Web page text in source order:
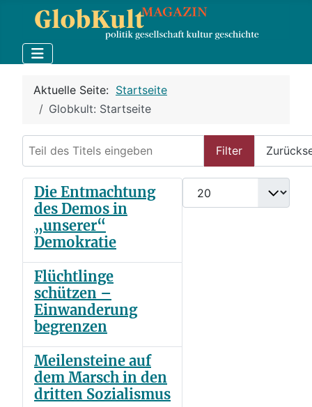
Aktuelle Seite: Startseite
Globkult: Startseite
Filter
Anzeige #
Die Entmachtung
des Demos in
„unserer“
Demokratie
Flüchtlinge
schützen –
Einwanderung
begrenzen
Meilensteine auf
dem Marsch in den
dritten Sozialismus